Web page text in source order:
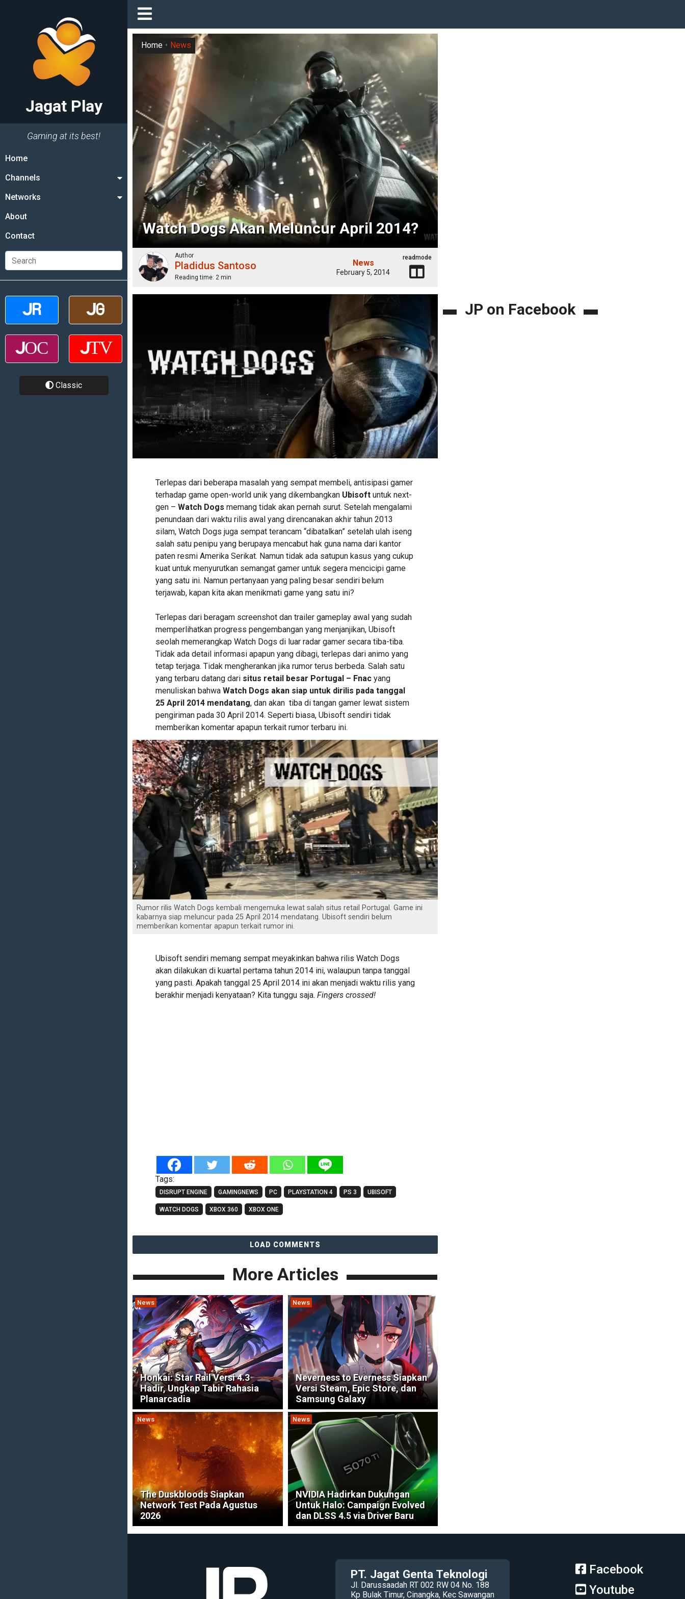
Jagat Play
Gaming at its best!
Home
Channels
Networks
About
Contact
Classic
Watch Dogs Akan Meluncur April 2014?
Home News
Author
Pladidus Santoso
Reading time: 2 min
News
February 5, 2014
readmode
Terlepas dari beberapa masalah yang sempat membeli, antisipasi gamer
terhadap game open-world unik yang dikembangkan Ubisoftuntuk next-
gen – Watch Dogs memang tidak akan pernah surut. Setelah mengalami
penundaan dari waktu rilis awal yang direncanakan akhir tahun 2013
silam, Watch Dogs juga sempat terancam “dibatalkan” setelah ulah iseng
salah satu penipu yang berupaya mencabut hak guna nama dari kantor
paten resmi Amerika Serikat. Namun tidak ada satupun kasus yang cukup
kuat untuk menyurutkan semangat gamer untuk segera mencicipi game
yang satu ini. Namun pertanyaan yang paling besar sendiri belum
terjawab, kapan kita akan menikmati game yang satu ini?
Terlepas dari beragam screenshot dan trailer gameplay awal yang sudah
memperlihatkan progress pengembangan yang menjanjikan, Ubisoft
seolah memerangkap Watch Dogs di luar radar gamer secara tiba-tiba.
Tidak ada detail informasi apapun yang dibagi, terlepas dari animo yang
tetap terjaga. Tidak mengherankan jika rumor terus berbeda. Salah satu
yang terbaru datang dari situs retail besar Portugal – Fnacyang
menuliskan bahwaWatch Dogs akan siap untuk dirilis pada tanggal
25 April 2014 mendatang, dan akan tiba di tangan gamer lewat sistem
pengiriman pada 30 April 2014. Seperti biasa, Ubisoft sendiri tidak
memberikan komentar apapun terkait rumor terbaru ini.
Rumor rilis Watch Dogs kembali mengemuka lewat salah situs retail Portugal. Game ini
kabarnya siap meluncur pada 25 April 2014 mendatang. Ubisoft sendiri belum
memberikan komentar apapun terkait rumor ini.
Ubisoft sendiri memang sempat meyakinkan bahwa rilis Watch Dogs
akan dilakukan di kuartal pertama tahun 2014 ini, walaupun tanpa tanggal
yang pasti. Apakah tanggal 25 April 2014 ini akan menjadi waktu rilis yang
berakhir menjadi kenyataan? Kita tunggu saja. Fingers crossed!
Tags:
DISRUPT ENGINE GAMINGNEWS PC PLAYSTATION 4 PS 3 UBISOFT
WATCH DOGS XBOX 360 XBOX ONE
LOAD COMMENTS
More Articles
News
Honkai: Star Rail Versi 4.3
Hadir, Ungkap Tabir Rahasia
Planarcadia
News
Neverness to Everness Siapkan
Versi Steam, Epic Store, dan
Samsung Galaxy
News
The Duskbloods Siapkan
Network Test Pada Agustus
2026
News
NVIDIA Hadirkan Dukungan
Untuk Halo: Campaign Evolved
dan DLSS 4.5 via Driver Baru
JP on Facebook
PT. Jagat Genta Teknologi
Jl. Darussaadah RT 002 RW 04 No. 188
Kp Bulak Timur, Cinangka, Kec Sawangan
Facebook
Youtube